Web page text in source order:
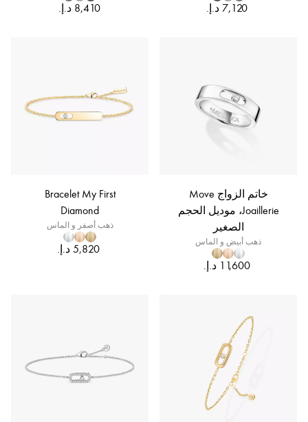
‏8,410 د.إ.‏
خاتم الزواج Move
Joaillerie، موديل الحجم
الصغير
ذهب أبيض و الماس
Bracelet My First
Diamond
ذهب أصفر و الماس